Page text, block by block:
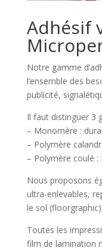
Adhésif
Notre gamme
l’ensemble des
publicité,
Il faut distinguer 3
– Monomère :
– Polymère
– Polymère coulé :
Nous proposons
ultra-enlevables,
le sol (floorgraphic).
Toutes les
film de lamination